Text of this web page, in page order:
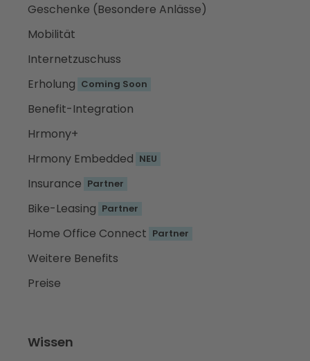
Geschenke (Besondere Anlässe)
Mobilität
Internetzuschuss
Erholung Coming Soon
Benefit-Integration
Hrmony+
Hrmony Embedded NEU
Insurance Partner
Bike-Leasing Partner
Home Office Connect Partner
Weitere Benefits
Preise
Wissen